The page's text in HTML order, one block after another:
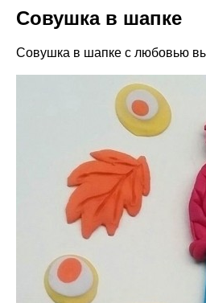
Совушка в шапке
Совушка в шапке с любовью